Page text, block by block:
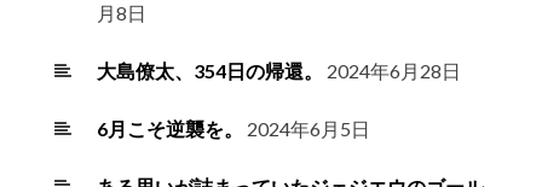
月8日
大島僚太、354日の帰還。 2024年6月28日
6月こそ逆襲を。 2024年6月5日